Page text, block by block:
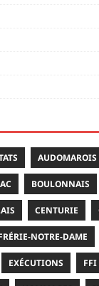
AUDOMAROIS
BOULONNAIS
CENTURIE
NOTRE-DAME
EXÉCUTIONS FFI